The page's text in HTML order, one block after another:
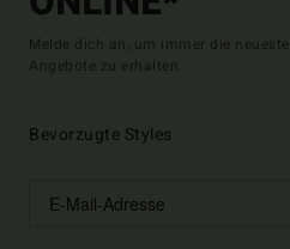
Melde dich an, um immer die
Angebote zu erhalten.
Bevorzugte Styles